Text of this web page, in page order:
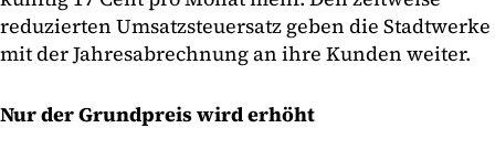
reduzierten Umsatzsteuersatz geben die Stadtwerke
mit der Jahresabrechnung an ihre Kunden weiter.
Nur der Grundpreis wird erhöht